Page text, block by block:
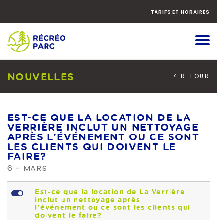
vers
bas
TARIFS ET HORAIRES
NOUVELLES < RETOUR
EST-CE QUE LA LOCATION DE LA
VERRIÈRE INCLUT UN NETTOYAGE
APRÈS L’ÉVÉNEMENT OU CE SONT
LES CLIENTS QUI DOIVENT LE
FAIRE?
6 - MARS
L
Est-ce que la location de La Verrière
inclut un nettoyage après
l’événement ou ce sont les clients qui
doivent le faire?